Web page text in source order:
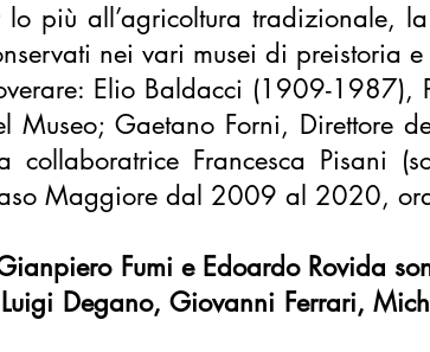
più all’agricoltura tradizionale,
nei vari musei di preistoria
Elio Baldacci (1909-1987),
Museo; Gaetano Forni, Direttore
collaboratrice Francesca
Maggiore dal 2009 al 2020,
Fumi e Edoardo Rovida
Degano, Giovanni Ferrari,